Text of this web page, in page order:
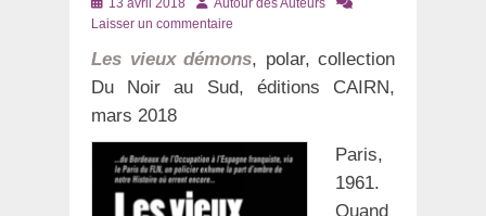
le
13 avril 2018
Autour des Auteurs
Laisser un commentaire
Les vieux démons, polar, collection
Du Noir au Sud, éditions CAIRN,
mars 2018
Paris,
1961.
Quand